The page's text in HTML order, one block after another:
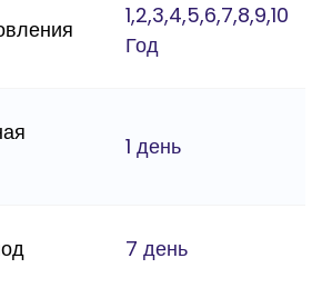
1,2,3,4,5,6,7,8,9,10
Год
1 день
7 день